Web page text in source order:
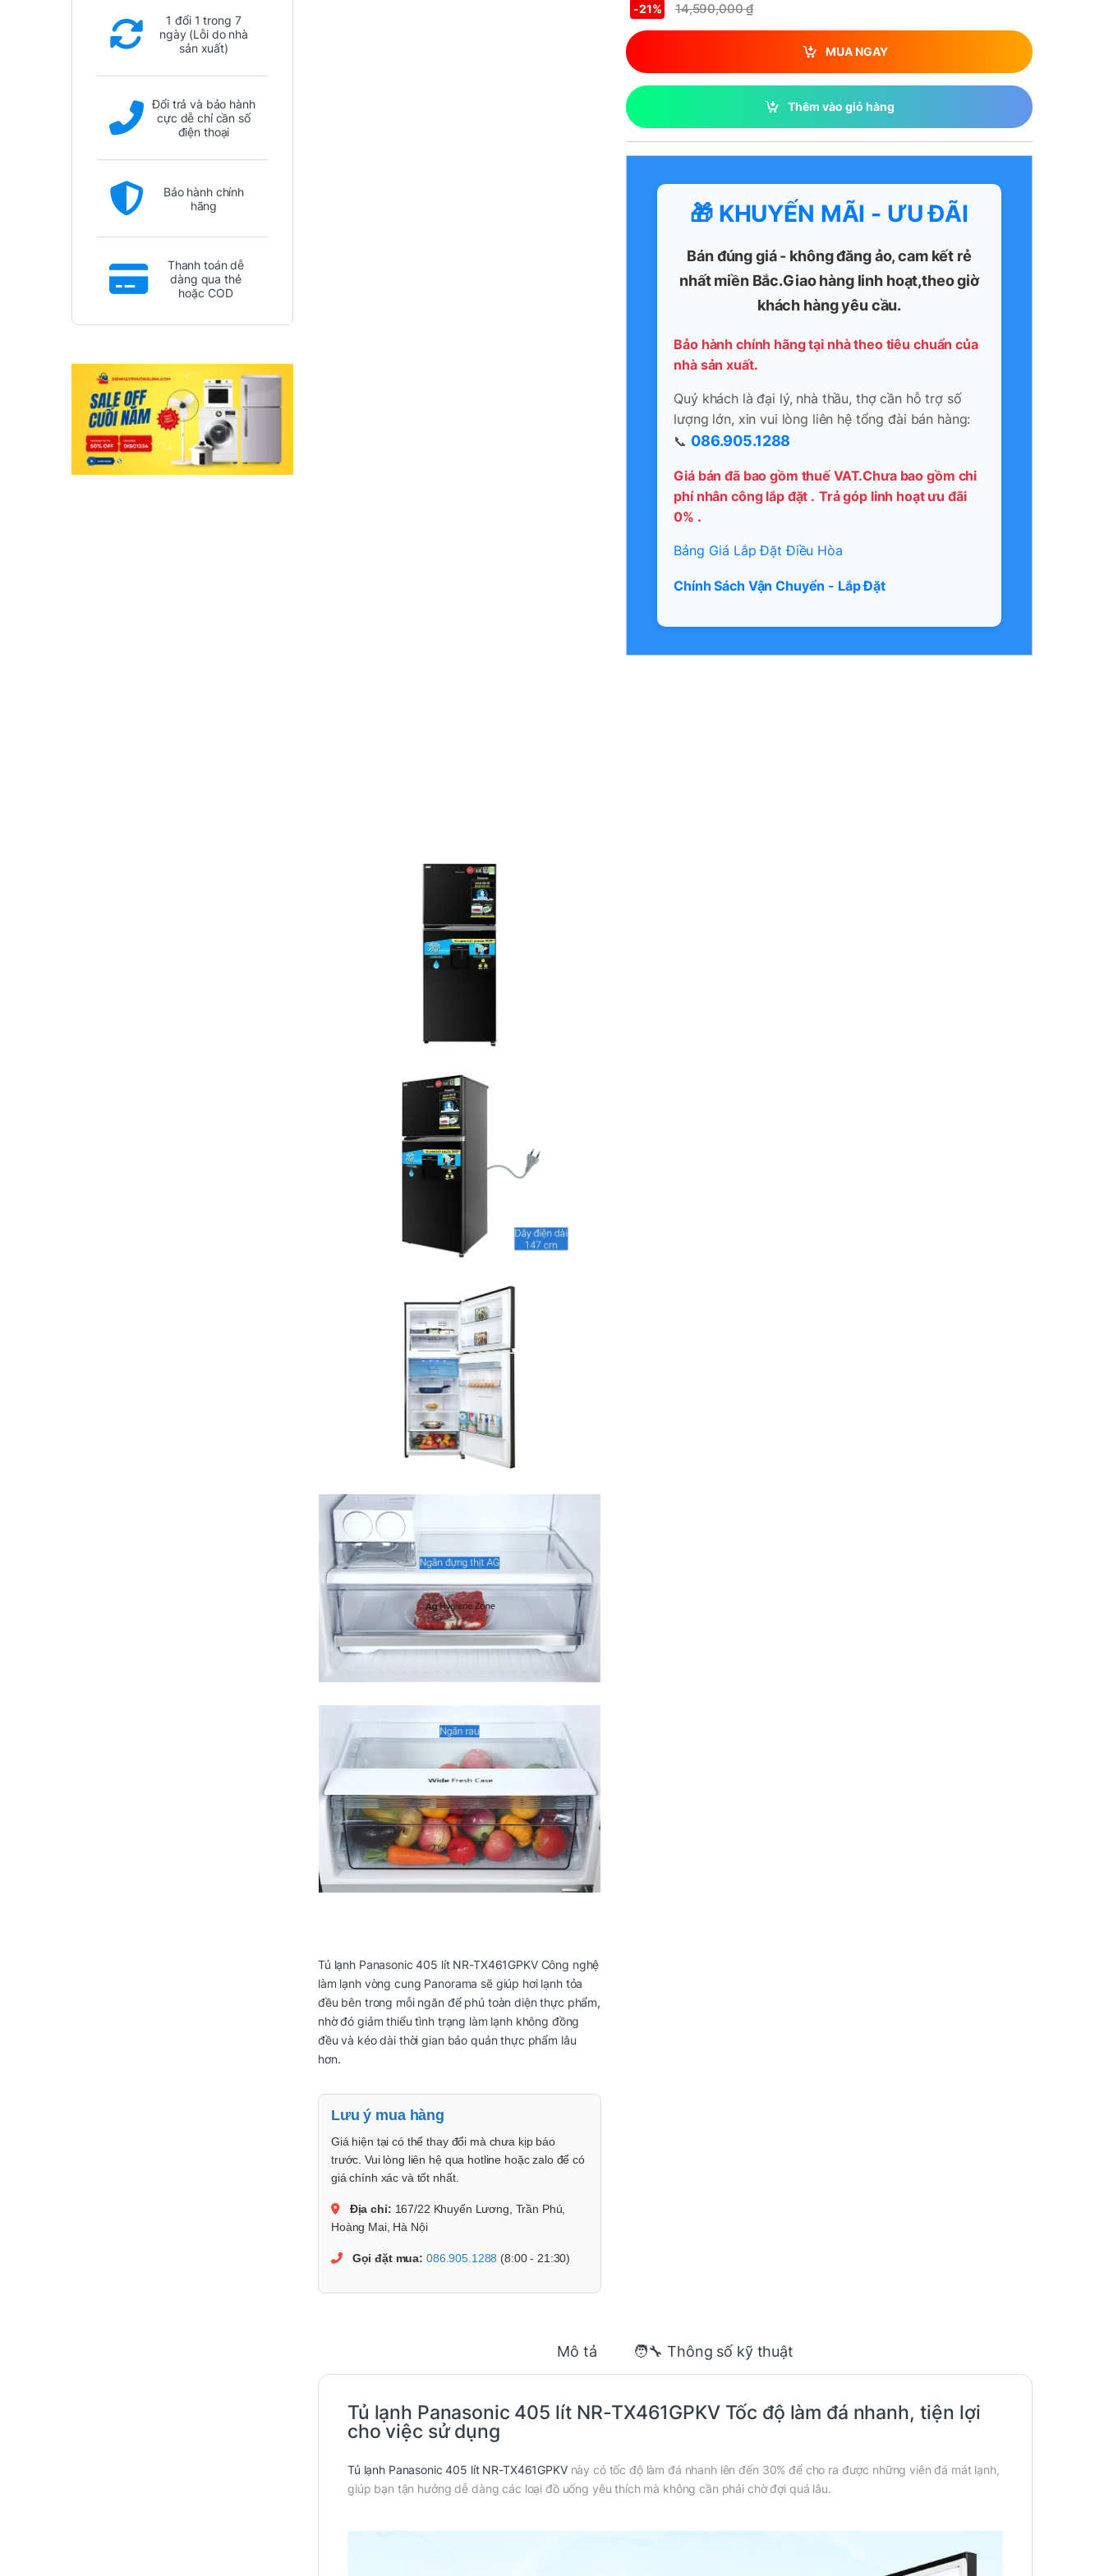
Tủ lạnh Panasonic 405 lít NR-TX461GPKV Công nghệ
làm lạnh vòng cung Panorama sẽ giúp hơi lạnh tỏa
đều bên trong mỗi ngăn để phủ toàn diện thực phẩm,
nhờ đó giảm thiểu tình trạng làm lạnh không đồng
đều và kéo dài thời gian bảo quản thực phẩm lâu
hơn.
Lưu ý mua hàng
Giá hiện tại có thể thay đổi mà chưa kịp báo
trước. Vui lòng liên hệ qua hotline hoặc zalo để có
giá chính xác và tốt nhất.
Địa chỉ: 167/22 Khuyến Lương, Trần Phú,
Hoàng Mai, Hà Nội
Gọi đặt mua: 086.905.1288 (8:00 - 21:30)
14,590,000₫
-21%
MUA NGAY
Thêm vào giỏ hàng
🎁 KHUYẾN MÃI - ƯU ĐÃI
Bán đúng giá - không đăng ảo, cam kết rẻ
nhất miền Bắc.Giao hàng linh hoạt,theo giờ
khách hàng yêu cầu.
Bảo hành chính hãng tại nhà theo tiêu chuẩn của
nhà sản xuất.
Quý khách là đại lý, nhà thầu, thợ cần hỗ trợ số
lượng lớn, xin vui lòng liên hệ tổng đài bán hàng:
📞 086.905.1288
Giá bán đã bao gồm thuế VAT.Chưa bao gồm chi
phí nhân công lắp đặt . Trả góp linh hoạt ưu đãi
0% .
Bảng Giá Lắp Đặt Điều Hòa
Chính Sách Vận Chuyển - Lắp Đặt
Mô tả 🧑‍🔧 Thông số kỹ thuật
Tủ lạnh Panasonic 405 lít NR-TX461GPKV Tốc độ làm đá nhanh, tiện lợi
cho việc sử dụng
Tủ lạnh Panasonic 405 lít NR-TX461GPKVnày có tốc độ làm đá nhanh lên đến 30% để cho ra được những viên đá mát lạnh,
giúp bạn tận hưởng dễ dàng các loại đồ uống yêu thích mà không cần phải chờ đợi quá lâu.
1 đổi 1 trong 7
ngày (Lỗi do nhà
sản xuất)
Đổi trả và bảo hành
cực dễ chỉ cần số
điện thoại
Bảo hành chính
hãng
Thanh toán dễ
dàng qua thẻ
hoặc COD